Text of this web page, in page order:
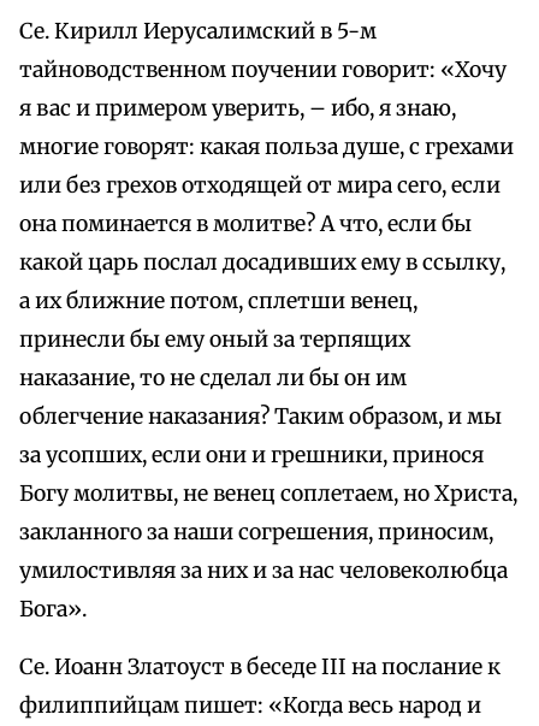
Се. Кирилл Иерусалимский в 5-м
тайноводственном поучении говорит: «Хочу
я вас и примером уверить, – ибо, я знаю,
многие говорят: какая польза душе, с грехами
или без грехов отходящей от мира сего, если
она поминается в молитве? А что, если бы
какой царь послал досадивших ему в ссылку,
а их ближние потом, сплетши венец,
принесли бы ему оный за терпящих
наказание, то не сделал ли бы он им
облегчение наказания? Таким образом, и мы
за усопших, если они и грешники, принося
Богу молитвы, не венец соплетаем, но Христа,
закланного за наши согрешения, приносим,
умилостивляя за них и за нас человеколюбца
Бога».
Се. Иоанн Златоуст в беседе III на послание к
филиппийцам пишет: «Когда весь народ и